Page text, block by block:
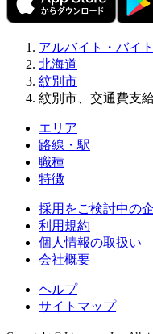
アルバイト・バイ
北海道
紋別市
紋別市、交通費支
エリア
路線・駅
職種
特徴
採用をご検討中の
利用規約
個人情報の取扱い
会社概要
ヘルプ
サイトマップ